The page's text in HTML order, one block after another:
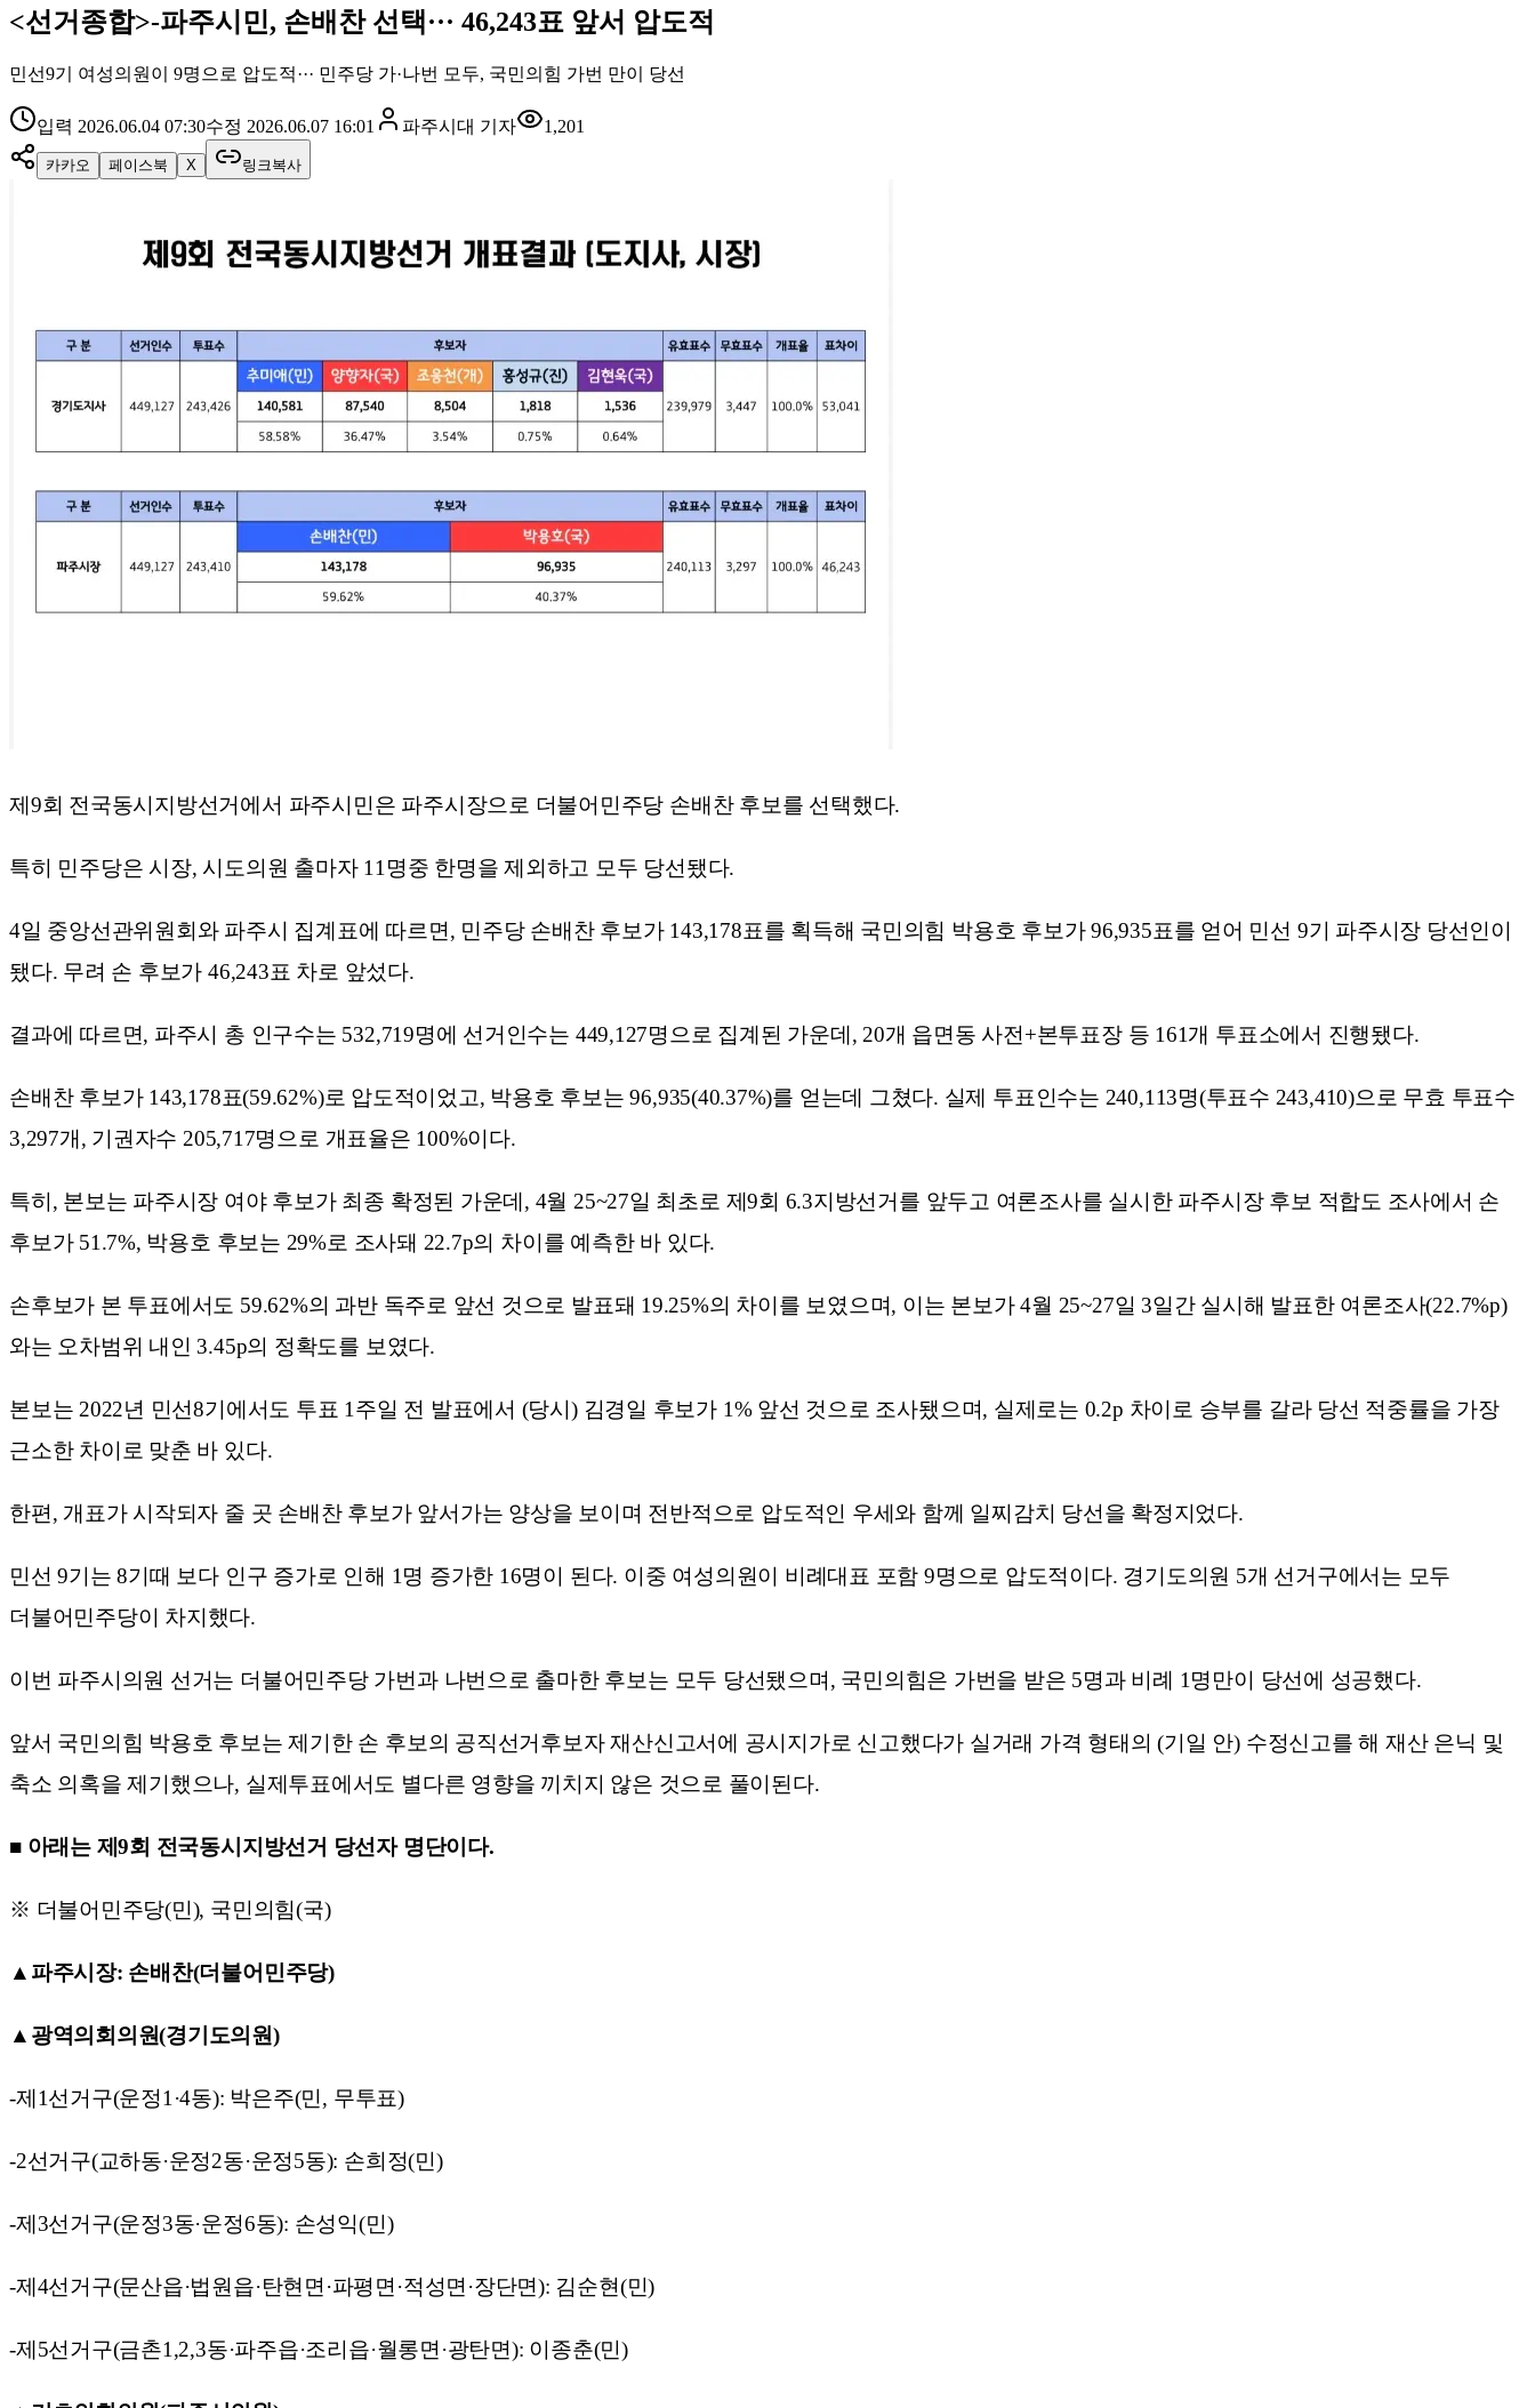
<선거종합>-파주시민, 손배찬 선택··· 46,243표 앞서 압도적
민선9기 여성의원이 9명으로 압도적··· 민주당 가·나번 모두, 국민의힘 가번 만이 당선
입력 2026.06.04 07:30수정 2026.06.07 16:01 파주시대 기자 1,201
카카오 페이스북 X 링크복사
제9회 전국동시지방선거에서 파주시민은 파주시장으로 더불어민주당 손배찬 후보를 선택했다.
특히 민주당은 시장, 시도의원 출마자 11명중 한명을 제외하고 모두 당선됐다.
4일 중앙선관위원회와 파주시 집계표에 따르면, 민주당 손배찬 후보가 143,178표를 획득해 국민의힘 박용호 후보가 96,935표를 얻어 민선 9기 파주시장 당선인이
됐다. 무려 손 후보가 46,243표 차로 앞섰다.
결과에 따르면, 파주시 총 인구수는 532,719명에 선거인수는 449,127명으로 집계된 가운데, 20개 읍면동 사전+본투표장 등 161개 투표소에서 진행됐다.
손배찬 후보가 143,178표(59.62%)로 압도적이었고, 박용호 후보는 96,935(40.37%)를 얻는데 그쳤다. 실제 투표인수는 240,113명(투표수 243,410)으로 무효 투표수
3,297개, 기권자수 205,717명으로 개표율은 100%이다.
특히, 본보는 파주시장 여야 후보가 최종 확정된 가운데, 4월 25~27일 최초로 제9회 6.3지방선거를 앞두고 여론조사를 실시한 파주시장 후보 적합도 조사에서 손
후보가 51.7%, 박용호 후보는 29%로 조사돼 22.7p의 차이를 예측한 바 있다.
손후보가 본 투표에서도 59.62%의 과반 독주로 앞선 것으로 발표돼 19.25%의 차이를 보였으며, 이는 본보가 4월 25~27일 3일간 실시해 발표한 여론조사(22.7%p)
와는 오차범위 내인 3.45p의 정확도를 보였다.
본보는 2022년 민선8기에서도 투표 1주일 전 발표에서 (당시) 김경일 후보가 1% 앞선 것으로 조사됐으며, 실제로는 0.2p 차이로 승부를 갈라 당선 적중률을 가장
근소한 차이로 맞춘 바 있다.
한편, 개표가 시작되자 줄 곳 손배찬 후보가 앞서가는 양상을 보이며 전반적으로 압도적인 우세와 함께 일찌감치 당선을 확정지었다.
민선 9기는 8기때 보다 인구 증가로 인해 1명 증가한 16명이 된다. 이중 여성의원이 비례대표 포함 9명으로 압도적이다. 경기도의원 5개 선거구에서는 모두
더불어민주당이 차지했다.
이번 파주시의원 선거는 더불어민주당 가번과 나번으로 출마한 후보는 모두 당선됐으며, 국민의힘은 가번을 받은 5명과 비례 1명만이 당선에 성공했다.
앞서 국민의힘 박용호 후보는 제기한 손 후보의 공직선거후보자 재산신고서에 공시지가로 신고했다가 실거래 가격 형태의 (기일 안) 수정신고를 해 재산 은닉 및
축소 의혹을 제기했으나, 실제투표에서도 별다른 영향을 끼치지 않은 것으로 풀이된다.
■ 아래는 제9회 전국동시지방선거 당선자 명단이다.
※ 더불어민주당(민), 국민의힘(국)
▲파주시장: 손배찬(더불어민주당)
▲광역의회의원(경기도의원)
-제1선거구(운정1·4동): 박은주(민, 무투표)
-2선거구(교하동·운정2동·운정5동): 손희정(민)
-제3선거구(운정3동·운정6동): 손성익(민)
-제4선거구(문산읍·법원읍·탄현면·파평면·적성면·장단면): 김순현(민)
-제5선거구(금촌1,2,3동·파주읍·조리읍·월롱면·광탄면): 이종춘(민)